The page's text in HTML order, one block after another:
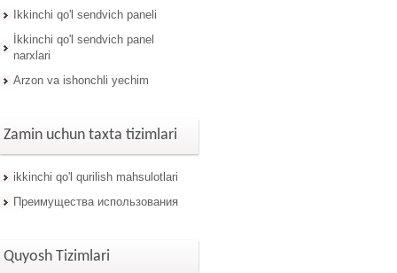
Ikkinchi qo'l sendvich paneli
İkkinchi qo'l sendvich panel
narxlari
Arzon va ishonchli yechim
Zamin uchun taxta tizimlari
ikkinchi qo'l qurilish mahsulotlari
Преимущества использования
Quyosh Tizimlari